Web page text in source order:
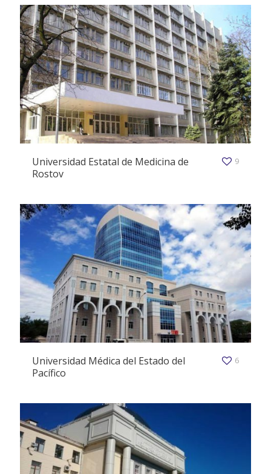
Universidad Estatal de Medicina de
Rostov
9
Universidad Médica del Estado del
Pacífico
6